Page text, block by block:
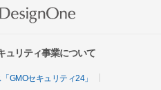
ュリティ事業について
GMOセキュリティ24」